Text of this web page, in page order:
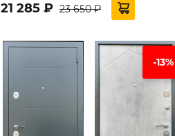
21 285 ₽ 23 650 ₽
-13%